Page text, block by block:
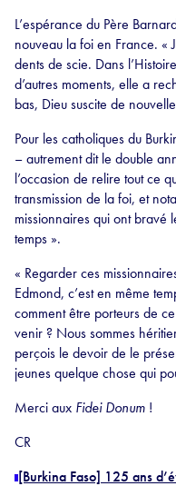
L’espérance du Père
nouveau la foi en France. «
dents de scie. Dans
d’autres moments, elle a
bas, Dieu suscite de
Pour les catholiques du
– autrement dit le double
l’occasion de relire tout ce
transmission de la foi, et
missionnaires qui ont bravé
temps ».
« Regarder ces
Edmond, c’est en même
comment être porteurs de
venir ? Nous sommes
perçois le devoir de le
jeunes quelque chose qui
Merci aux Fidei Donum !
CR
[Burkina Faso] 125 ans